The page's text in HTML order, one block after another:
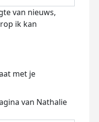
van nieuws,
ik kan
met je
van Nathalie